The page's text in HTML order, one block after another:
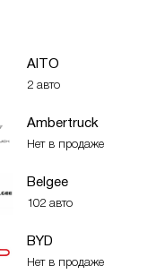
AITO
2 авто
Ambertruck
Нет в продаже
Belgee
102 авто
BYD
Нет в продаже